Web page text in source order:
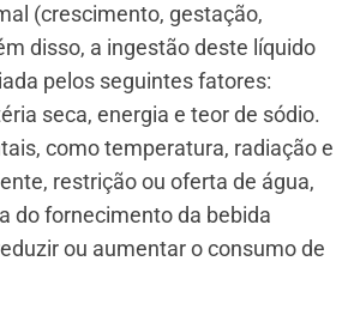
(crescimento, gestação,
disso, a ingestão deste líquido
pelos seguintes fatores:
seca, energia e teor de sódio.
como temperatura, radiação e
restrição ou oferta de água,
do fornecimento da bebida
ou aumentar o consumo de